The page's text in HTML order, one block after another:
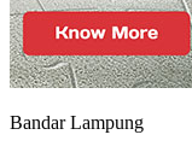
Bandar Lampung